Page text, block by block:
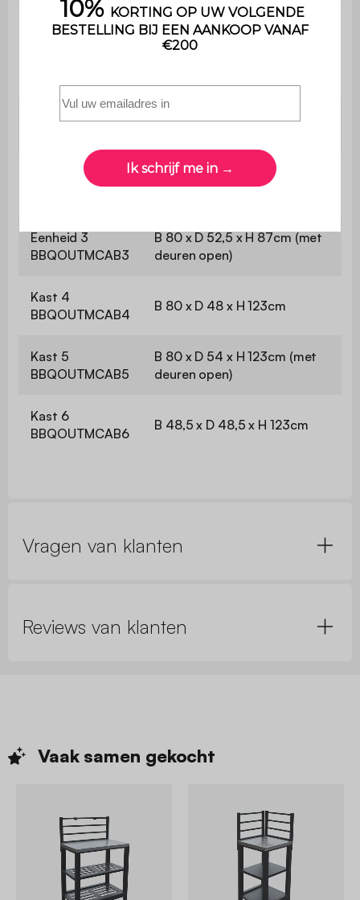
Het product wordt in een kit
geleverd , de bijgesloten
Kast 1
B 80 x D 52,5 x H 113 cm (met
Eenheid 2
B 80 x D 52,5 x H 69cm (met
Eenheid 3
BBQOUTMCAB3
B 80 x D 52,5 x H 87cm (met
deuren open)
Kast 4
BBQOUTMCAB4
B 80 x D 48 x H 123cm
Kast 5
BBQOUTMCAB5
B 80 x D 54 x H 123cm (met
deuren open)
Kast 6
BBQOUTMCAB6
B 48,5 x D 48,5 x H 123cm
Vragen van klanten
Reviews van klanten
Vaak samen gekocht